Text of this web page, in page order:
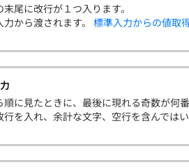
尾に改行が１つ入ります。
から渡されます。 標準入力からの値取
順に見たときに、最後に現れる奇数が何
行を入れ、余計な文字、空行を含んでは